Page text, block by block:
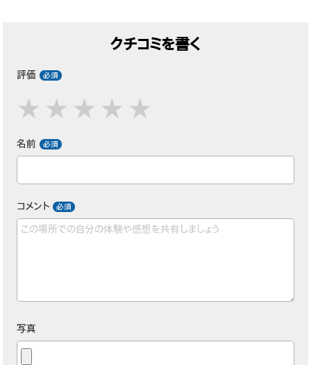
クチコミを書く
評価
名前
コメント
写真